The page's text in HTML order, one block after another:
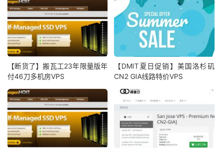
【断货了】搬瓦工23年限量版年
付46刀多机房VPS
【DMIT夏日促销】美国洛杉矶
CN2 GIA线路特价VPS